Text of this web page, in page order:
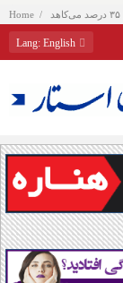
Home
Lang: English